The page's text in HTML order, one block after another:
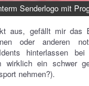
Senderlogo mit
aus, gefällt mir das
oder anderen
hinterlassen
wirklich ein schwer
nehmen?).